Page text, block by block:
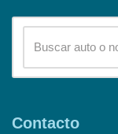
Contacto